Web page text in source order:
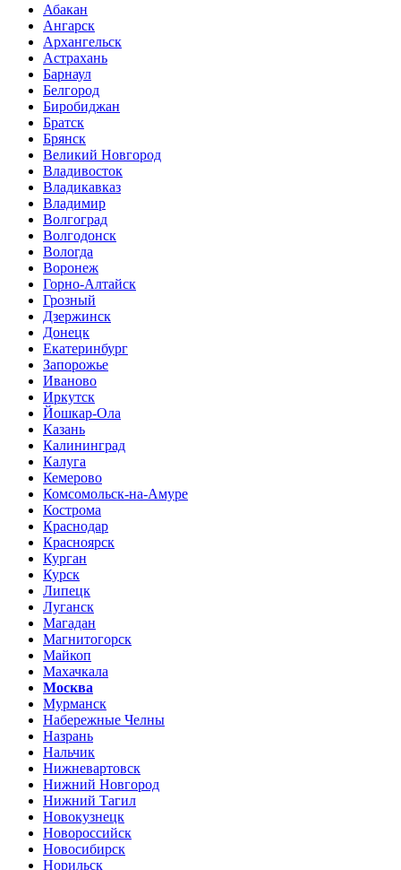
Абакан
Ангарск
Архангельск
Астрахань
Барнаул
Белгород
Биробиджан
Братск
Брянск
Великий Новгород
Владивосток
Владикавказ
Владимир
Волгоград
Волгодонск
Вологда
Воронеж
Горно-Алтайск
Грозный
Дзержинск
Донецк
Екатеринбург
Запорожье
Иваново
Иркутск
Йошкар-Ола
Казань
Калининград
Калуга
Кемерово
Комсомольск-на-Амуре
Кострома
Краснодар
Красноярск
Курган
Курск
Липецк
Луганск
Магадан
Магнитогорск
Майкоп
Махачкала
Москва
Мурманск
Набережные Челны
Назрань
Нальчик
Нижневартовск
Нижний Новгород
Нижний Тагил
Новокузнецк
Новороссийск
Новосибирск
Норильск